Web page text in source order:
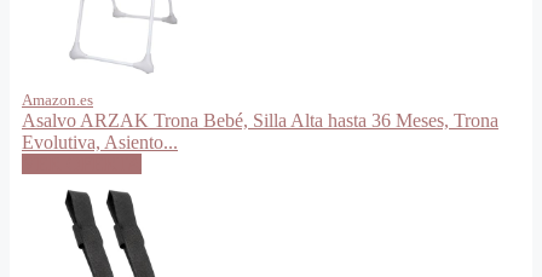
Amazon.es
Asalvo ARZAK Trona Bebé, Silla Alta hasta 36 Meses, Trona
Evolutiva, Asiento...